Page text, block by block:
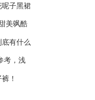
呢子黑裙
美飒酷
有什么
考，浅
！